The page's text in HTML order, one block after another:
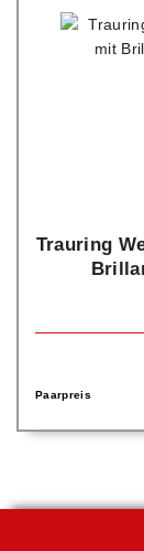
Trauring
Paarpreis